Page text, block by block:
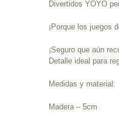
Divertidos YOYO
¡Porque los juegos
¡Seguro que aún
Detalle ideal para
Medidas y material:
Madera – 5cm